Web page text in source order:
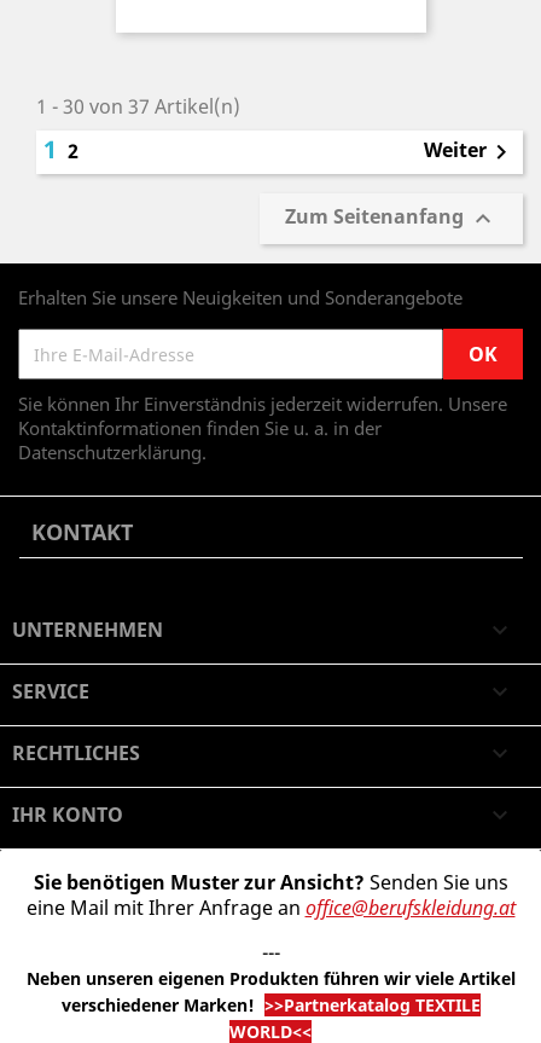
1 - 30 von 37 Artikel(n)
1 2 Weiter 
Zum Seitenanfang 
Erhalten Sie unsere Neuigkeiten und Sonderangebote
Sie können Ihr Einverständnis jederzeit widerrufen. Unsere
Kontaktinformationen finden Sie u. a. in der
Datenschutzerklärung.
KONTAKT
UNTERNEHMEN 
SERVICE 
RECHTLICHES 
IHR KONTO 
Sie benötigen Muster zur Ansicht? Senden Sie uns
eine Mail mit Ihrer Anfrage an office@berufskleidung.at
---
Neben unseren eigenen Produkten führen wir viele Artikel
verschiedener Marken! >>Partnerkatalog TEXTILE
WORLD<<